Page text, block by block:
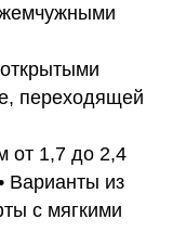
переходящей
от 1,7 до 2,4
Варианты из
с мягкими